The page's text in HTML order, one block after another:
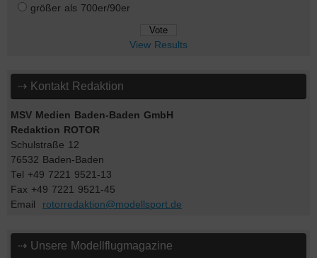
größer als 700er/90er
View Results
⇢ Kontakt Redaktion
MSV Medien Baden-Baden GmbH
Redaktion ROTOR
Schulstraße 12
76532 Baden-Baden
Tel +49 7221 9521-13
Fax +49 7221 9521-45
Email rotorredaktion@modellsport.de
⇢ Unsere Modellflugmagazine